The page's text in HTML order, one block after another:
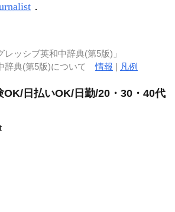
．
ッシブ英和中辞典(第5版)」
辞典(第5版)について情報 | 凡例
OK/日払いOK/日勤/20・30・40代